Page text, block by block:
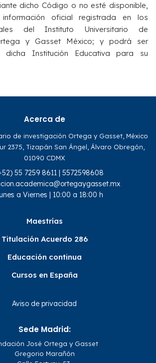
dicho Código o no esté disponible,
oficial registrada en los
del Instituto Universitario de
y Gasset México; y podrá ser
dicha Institución Educativa para su
Acerca de
de investigación Ortega y Gasset, México
2375, Tizapán San Ángel, Álvaro Obregón,
01090 CDMX
55 7259 8611 | 5572598608
a Viernes | 10:00 a 18:00 h
Maestrías
Titulación Acuerdo 286
Educación continua
Cursos en España
Aviso de privacidad
Sede Madrid:
José Ortega y Gasset
Gregorio Marañón